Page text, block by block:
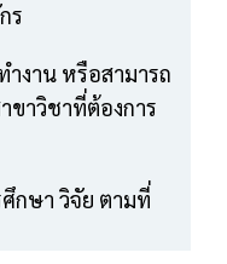
ร
งาน หรือสามารถ
ขาวิชาที่ต้องการ
กษา วิจัย ตามที่